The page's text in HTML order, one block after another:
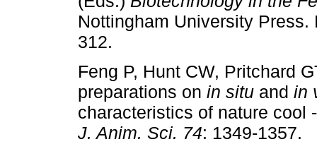
Nottingham University
312.
Feng P, Hunt CW, Pritchard
preparations on in situ and in
characteristics of nature cool
J. Anim. Sci. 74: 1349-1357.